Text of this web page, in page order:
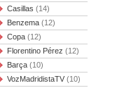
Casillas (14)
Benzema (12)
Copa (12)
Florentino Pérez (12)
Barça (10)
VozMadridistaTV (10)